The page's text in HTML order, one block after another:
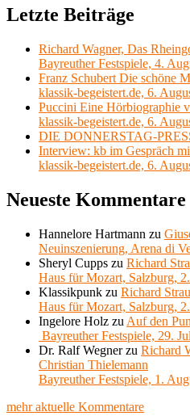
Letzte Beiträge
Richard Wagner, Das
Bayreuther Festspiele, 4.
Franz Schubert Die schöne
klassik-begeistert.de, 6.
Puccini Eine Hörbiographie
klassik-begeistert.de, 6.
DIE DONNERSTAG-
Interview: kb im Gespräch
klassik-begeistert.de, 6.
Neueste Kommentare
Hannelore Hartmann zu
Neuinszenierung, Arena di
Sheryl Cupps zu Richard
Haus für Mozart, Salzburg,
Klassikpunk zu Richard
Haus für Mozart, Salzburg,
Ingelore Holz zu Auf den
Bayreuther Festspiele, 29.
Dr. Ralf Wegnerzu Richard
Christian Thielemann
Bayreuther Festspiele, 1.
mehr aktuelle Kommentare